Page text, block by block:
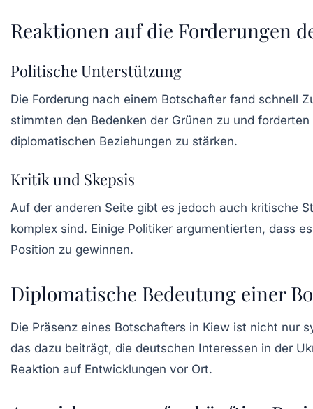
Reaktionen auf die Forderungen
Politische Unterstützung
Die Forderung nach einem Botschafter fand schnell
stimmten den Bedenken der Grünen zu und
diplomatischen Beziehungen zu stärken.
Kritik und Skepsis
Auf der anderen Seite gibt es jedoch auch kritische
komplex sind. Einige Politiker argumentierten, dass
Position zu gewinnen.
Diplomatische Bedeutung einer
Die Präsenz eines Botschafters in Kiew ist nicht nur
das dazu beiträgt, die deutschen Interessen in der
Reaktion auf Entwicklungen vor Ort.